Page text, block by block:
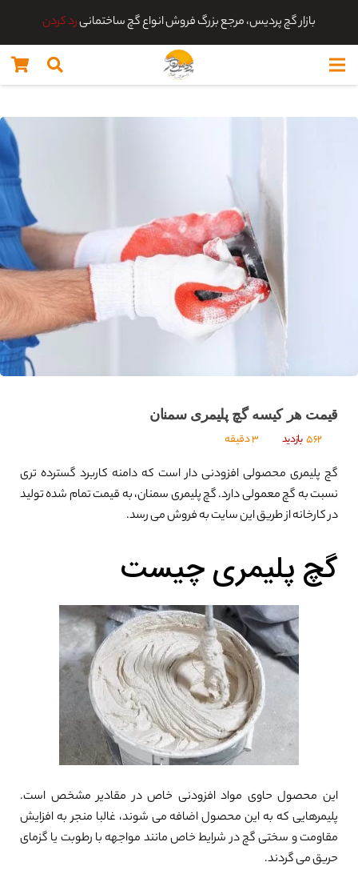
بازار گچ پردیس، مرجع بزرگ فروش انواع گچ ساختمانیرد کردن
قیمت هر کیسه گچ پلیمری سمنان
562بازدید 3 دقیقه
گچ پلیمری محصولی افزودنی دار است که دامنه کاربرد گسترده تری
نسبت به گچ معمولی دارد. گچ پلیمری سمنان، به قیمت تمام شده تولید
در کارخانه از طریق این سایت به فروش می رسد.
گچ پلیمری چیست
این محصول حاوی مواد افزودنی خاص در مقادیر مشخص است.
پلیمرهایی که به این محصول اضافه می شوند، غالبا منجر به افزایش
مقاومت و سختی گچ در شرایط خاص مانند مواجهه با رطوبت یا گزمای
حریق می گردند.